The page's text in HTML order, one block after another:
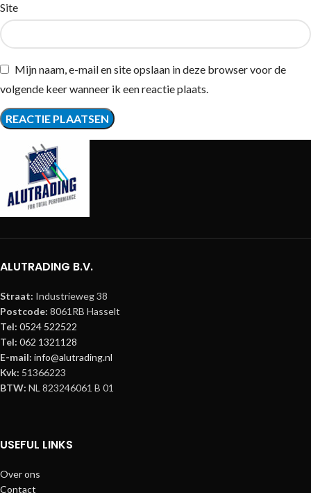
Site
Mijn naam, e-mail en site opslaan in deze browser voor de
volgende keer wanneer ik een reactie plaats.
ALUTRADING B.V.
Straat: Industrieweg 38
Postcode: 8061RB Hasselt
Tel: 0524 522522
Tel: 062 1321128
E-mail: info@alutrading.nl
Kvk: 51366223
BTW: NL 823246061 B 01
USEFUL LINKS
Over ons
Contact